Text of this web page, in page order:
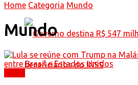
Home Categoria Mundo
Mundo